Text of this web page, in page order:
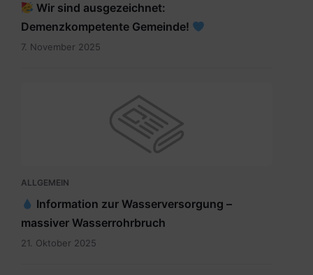
Wir sind ausgezeichnet:
Demenzkompetente Gemeinde!
7. November 2025
ALLGEMEIN
Information zur Wasserversorgung –
massiver Wasserrohrbruch
21. Oktober 2025